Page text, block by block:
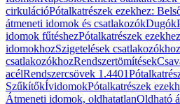
cirkulációPótalkatrészek ezekhez:
átmeneti idomok és csatlakozókDugók
idomok fűtéshezPótalkatrészek
idomokhozSzigetelések csatlakozókhoz
csatlakozókhozRendszertömítések
acélRendszercsövek 1.4401
SzűkítőkÍvidomokPótalkatrészek
Átmeneti idomok, oldhatatlanOldható